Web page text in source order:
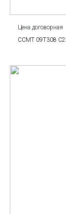
Цена договорная
CCMT 09T308